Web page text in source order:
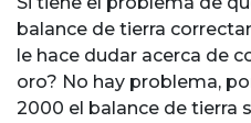
balance de tierra
le hace dudar acerca de
oro? No hay problema,
2000 el balance de tierra